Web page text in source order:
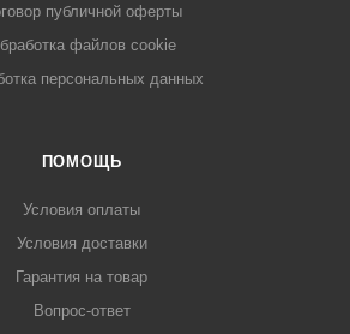
публичной оферты
файлов cookie
персональных данных
ПОМОЩЬ
Условия оплаты
Условия доставки
Гарантия на товар
Вопрос-ответ